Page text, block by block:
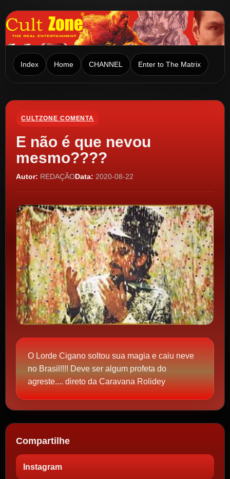
Index Home CHANNEL Enter to The Matrix
CULTZONE COMENTA
E não é que nevou
mesmo????
Autor: REDAÇÃOData: 2020-08-22
O Lorde Cigano soltou sua magia e caiu neve
no Brasil!!!! Deve ser algum profeta do
agreste.... direto da Caravana Rolidey
Compartilhe
Instagram